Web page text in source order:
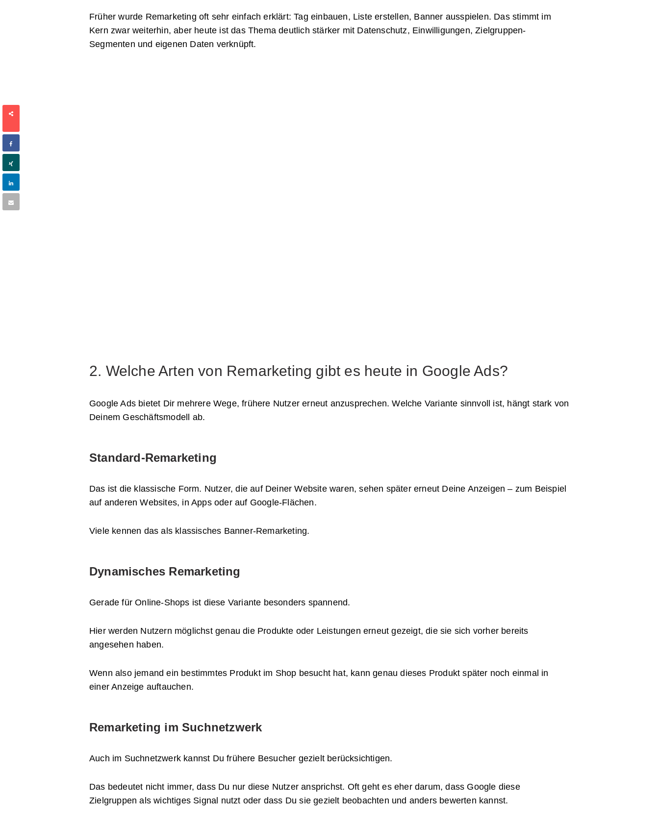
Früher wurde Remarketing oft sehr einfach erklärt: Tag einbauen, Liste erstellen, Banner ausspielen. Das stimmt im
Kern zwar weiterhin, aber heute ist das Thema deutlich stärker mit Datenschutz, Einwilligungen, Zielgruppen-
Segmenten und eigenen Daten verknüpft.
2. Welche Arten von Remarketing gibt es heute in Google Ads?
Google Ads bietet Dir mehrere Wege, frühere Nutzer erneut anzusprechen. Welche Variante sinnvoll ist, hängt stark von
Deinem Geschäftsmodell ab.
Standard-Remarketing
Das ist die klassische Form. Nutzer, die auf Deiner Website waren, sehen später erneut Deine Anzeigen – zum Beispiel
auf anderen Websites, in Apps oder auf Google-Flächen.
Viele kennen das als klassisches Banner-Remarketing.
Dynamisches Remarketing
Gerade für Online-Shops ist diese Variante besonders spannend.
Hier werden Nutzern möglichst genau die Produkte oder Leistungen erneut gezeigt, die sie sich vorher bereits
angesehen haben.
Wenn also jemand ein bestimmtes Produkt im Shop besucht hat, kann genau dieses Produkt später noch einmal in
einer Anzeige auftauchen.
Remarketing im Suchnetzwerk
Auch im Suchnetzwerk kannst Du frühere Besucher gezielt berücksichtigen.
Das bedeutet nicht immer, dass Du nur diese Nutzer ansprichst. Oft geht es eher darum, dass Google diese
Zielgruppen als wichtiges Signal nutzt oder dass Du sie gezielt beobachten und anders bewerten kannst.